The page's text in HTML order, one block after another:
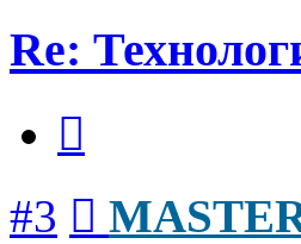
Re:
#3